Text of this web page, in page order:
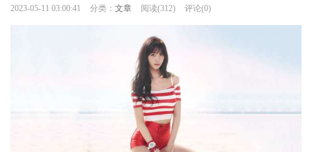
2023-05-11 03:00:41 分类： 文章 阅读(312) 评论(0)